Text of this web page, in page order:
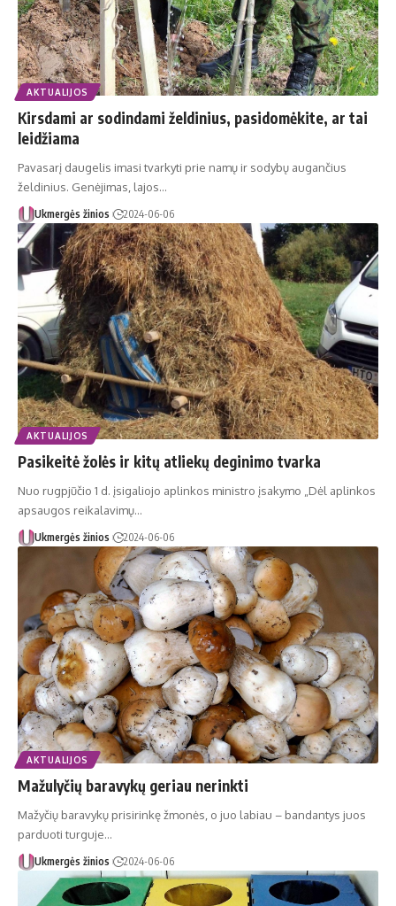
AKTUALIJOS
Kirsdami ar sodindami želdinius, pasidomėkite, ar tai
leidžiama
Pavasarį daugelis imasi tvarkyti prie namų ir sodybų augančius
želdinius. Genėjimas, lajos…
Ukmergės žinios 2024-06-06
AKTUALIJOS
Pasikeitė žolės ir kitų atliekų deginimo tvarka
Nuo rugpjūčio 1 d. įsigaliojo aplinkos ministro įsakymo „Dėl aplinkos
apsaugos reikalavimų…
Ukmergės žinios 2024-06-06
AKTUALIJOS
Mažulyčių baravykų geriau nerinkti
Mažyčių baravykų prisirinkę žmonės, o juo labiau – bandantys juos
parduoti turguje…
Ukmergės žinios 2024-06-06